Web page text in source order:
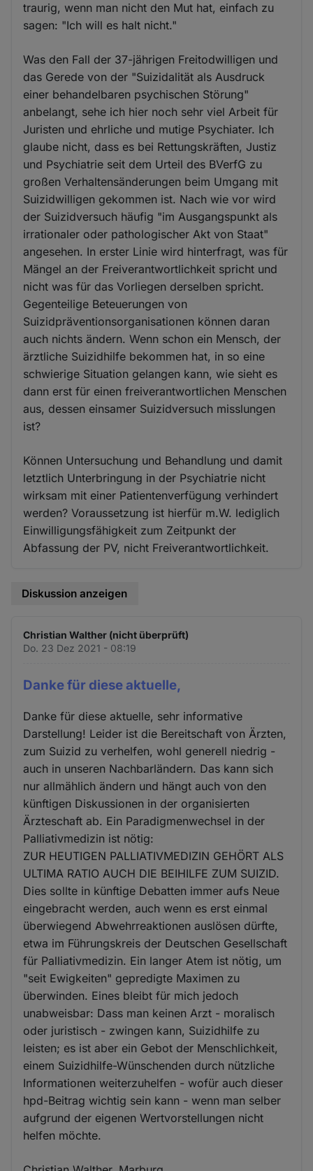
traurig, wenn man nicht den Mut hat, einfach zu
sagen: "Ich will es halt nicht."
Was den Fall der 37-jährigen Freitodwilligen und
das Gerede von der "Suizidalität als Ausdruck
einer behandelbaren psychischen Störung"
anbelangt, sehe ich hier noch sehr viel Arbeit für
Juristen und ehrliche und mutige Psychiater. Ich
glaube nicht, dass es bei Rettungskräften, Justiz
und Psychiatrie seit dem Urteil des BVerfG zu
großen Verhaltensänderungen beim Umgang mit
Suizidwilligen gekommen ist. Nach wie vor wird
der Suizidversuch häufig "im Ausgangspunkt als
irrationaler oder pathologischer Akt von Staat"
angesehen. In erster Linie wird hinterfragt, was für
Mängel an der Freiverantwortlichkeit spricht und
nicht was für das Vorliegen derselben spricht.
Gegenteilige Beteuerungen von
Suizidpräventionsorganisationen können daran
auch nichts ändern. Wenn schon ein Mensch, der
ärztliche Suizidhilfe bekommen hat, in so eine
schwierige Situation gelangen kann, wie sieht es
dann erst für einen freiverantwortlichen Menschen
aus, dessen einsamer Suizidversuch misslungen
ist?
Können Untersuchung und Behandlung und damit
letztlich Unterbringung in der Psychiatrie nicht
wirksam mit einer Patientenverfügung verhindert
werden? Voraussetzung ist hierfür m.W. lediglich
Einwilligungsfähigkeit zum Zeitpunkt der
Abfassung der PV, nicht Freiverantwortlichkeit.
Diskussion anzeigen
Christian Walther (nicht überprüft)
Do. 23 Dez 2021 - 08:19
Danke für diese aktuelle,
Danke für diese aktuelle, sehr informative
Darstellung! Leider ist die Bereitschaft von Ärzten,
zum Suizid zu verhelfen, wohl generell niedrig -
auch in unseren Nachbarländern. Das kann sich
nur allmählich ändern und hängt auch von den
künftigen Diskussionen in der organisierten
Ärzteschaft ab. Ein Paradigmenwechsel in der
Palliativmedizin ist nötig:
ZUR HEUTIGEN PALLIATIVMEDIZIN GEHÖRT ALS
ULTIMA RATIO AUCH DIE BEIHILFE ZUM SUIZID.
Dies sollte in künftige Debatten immer aufs Neue
eingebracht werden, auch wenn es erst einmal
überwiegend Abwehrreaktionen auslösen dürfte,
etwa im Führungskreis der Deutschen Gesellschaft
für Palliativmedizin. Ein langer Atem ist nötig, um
"seit Ewigkeiten" gepredigte Maximen zu
überwinden. Eines bleibt für mich jedoch
unabweisbar: Dass man keinen Arzt - moralisch
oder juristisch - zwingen kann, Suizidhilfe zu
leisten; es ist aber ein Gebot der Menschlichkeit,
einem Suizidhilfe-Wünschenden durch nützliche
Informationen weiterzuhelfen - wofür auch dieser
hpd-Beitrag wichtig sein kann - wenn man selber
aufgrund der eigenen Wertvorstellungen nicht
helfen möchte.